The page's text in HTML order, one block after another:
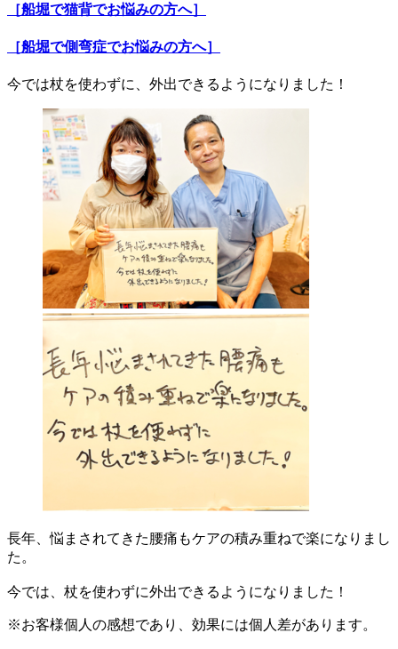
［船堀で猫背でお悩みの方へ］
［船堀で側弯症でお悩みの方へ］
今では杖を使わずに、外出できるようになりました！
長年、悩まされてきた腰痛もケアの積み重ねで楽になりまし
た。
今では、杖を使わずに外出できるようになりました！
※お客様個人の感想であり、効果には個人差があります。